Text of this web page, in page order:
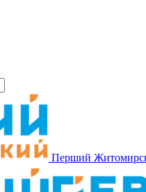
Перший